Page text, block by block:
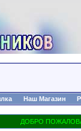
Наш Магазин